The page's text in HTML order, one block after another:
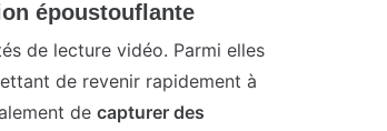
époustouflante
de lecture vidéo. Parmi elles
de revenir rapidement à
de capturer des